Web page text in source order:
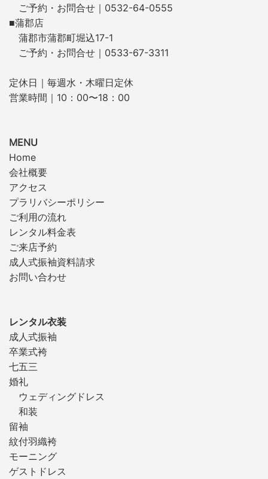
ご予約・お問合せ｜0532-64-0555
■蒲郡店
蒲郡市蒲郡町堀込17-1
ご予約・お問合せ｜0533-67-3311
定休日｜毎週水・木曜日定休
営業時間｜10：00〜18：00
MENU
Home
会社概要
アクセス
プラリバシーポリシー
ご利用の流れ
レンタル料金表
ご来店予約
成人式振袖資料請求
お問い合わせ
レンタル衣装
成人式振袖
卒業式袴
七五三
婚礼
ウェディングドレス
和装
留袖
紋付羽織袴
モーニング
ゲストドレス